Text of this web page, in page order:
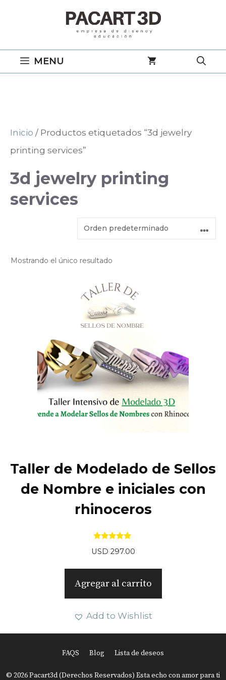
MENU
Inicio / Productos etiquetados “3d jewelry
printing services”
3d jewelry printing
services
Mostrando el único resultado
Taller de Modelado de Sellos
de Nombre e iniciales con
rhinoceros
de 5
USD 297.00
Agregar al carrito
Add to Wishlist
FAQS Blog Lista de deseos
© 2026 Pacart3d (Derechos Reservados) Esta echo con amor para ti
0 items -USD0.00